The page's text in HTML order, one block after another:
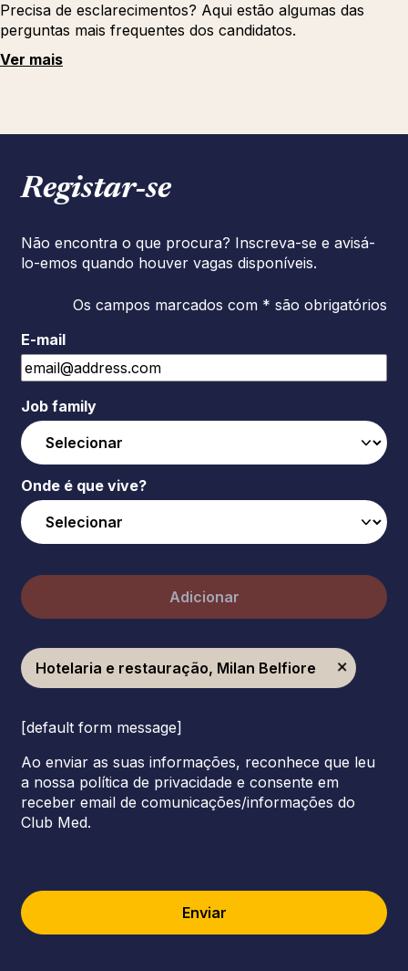
Precisa de esclarecimentos? Aqui estão algumas das
perguntas mais frequentes dos candidatos.
Ver mais
Registar‑se
Não encontra o que procura? Inscreva-se e avisá-
lo-emos quando houver vagas disponíveis.
Os campos marcados com * são obrigatórios
E-mail
Job family
Onde é que vive?
Adicionar
Hotelaria e restauração, Milan Belfiore
[default form message]
Ao enviar as suas informações, reconhece que leu
a nossa política de privacidade e consente em
receber email de comunicações/informações do
Club Med.
Enviar